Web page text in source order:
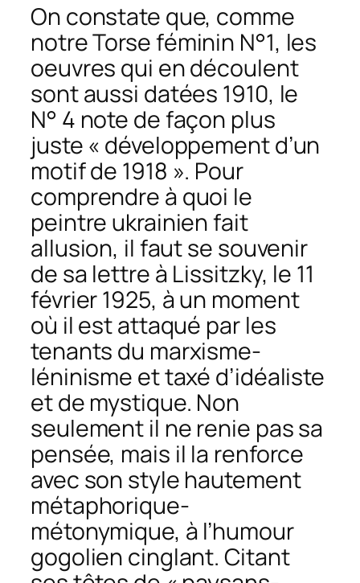
On constate que, comme
notreTorse féminin N°1, les
oeuvres qui en découlent
sont aussi datées 1910, le
N° 4 note de façon plus
juste « développement d’un
motif de 1918 ». Pour
comprendre à quoi le
peintre ukrainien fait
allusion, il faut se souvenir
de sa lettre à Lissitzky, le 11
février 1925, à un moment
où il est attaqué par les
tenants du marxisme-
léninisme et taxé d’idéaliste
et de mystique. Non
seulement il ne renie pas sa
pensée, mais il la renforce
avec son style hautement
métaphorique-
métonymique, à l’humour
gogolien cinglant. Citant